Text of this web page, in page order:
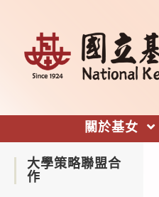
關於基女
大學策略聯盟合
作